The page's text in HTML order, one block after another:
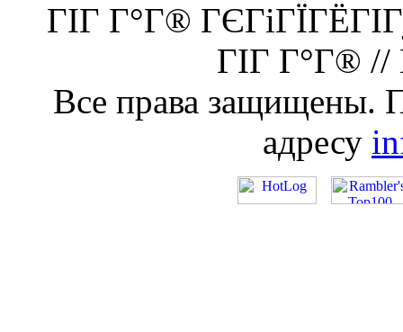
ГІГ Г°Г®
ГІГ Г°Г® //
Все права защищены.
адресу